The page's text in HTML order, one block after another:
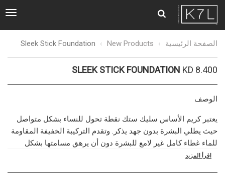
Sleek
Stick
Foundation
الصفحة الرئيسية New Products
Sleek Stick Foundation
SLEEK STICK FOUNDATION KD 8.400
الوصف
يعتبر كريم الأساس سليك ستك نقطة تحول للنساء بشكل متواصل
حيث يطلي البشرة بدون جهد يذكر. وتقدم التركيبة الخفيفة المقاومة
للماء غطاء كامل غير لامع للبشرة دون أن يرهق مسامتها بشكل
مُفرط أو يجففها. كما انه يحمي بشرتك من أشعة الشمس طوال
اقرأ المزيد